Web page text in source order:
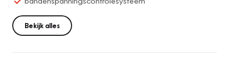
Bekijk alles